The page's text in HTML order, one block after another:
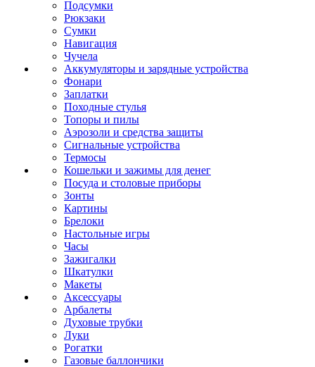
Подсумки
Рюкзаки
Сумки
Навигация
Чучела
Аккумуляторы и зарядные устройства
Фонари
Заплатки
Походные стулья
Топоры и пилы
Аэрозоли и средства защиты
Сигнальные устройства
Термосы
Кошельки и зажимы для денег
Посуда и столовые приборы
Зонты
Картины
Брелоки
Настольные игры
Часы
Зажигалки
Шкатулки
Макеты
Аксессуары
Арбалеты
Духовые трубки
Луки
Рогатки
Газовые баллончики